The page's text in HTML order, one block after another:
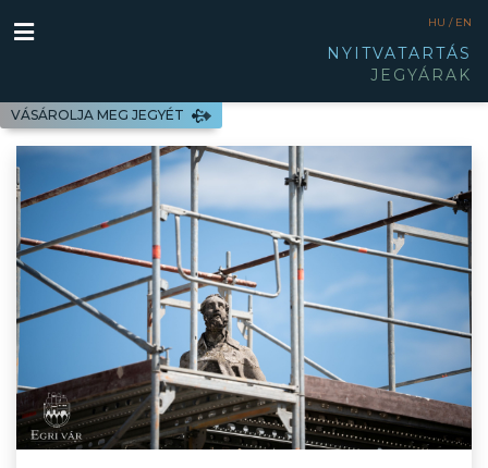
VÁSÁROLJA MEG JEGYÉT
HU / EN
NYITVATARTÁS
JEGYÁRAK